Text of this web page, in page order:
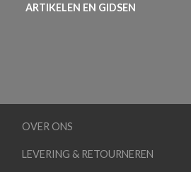
ARTIKELEN EN GIDSEN
OVER ONS
LEVERING & RETOURNEREN